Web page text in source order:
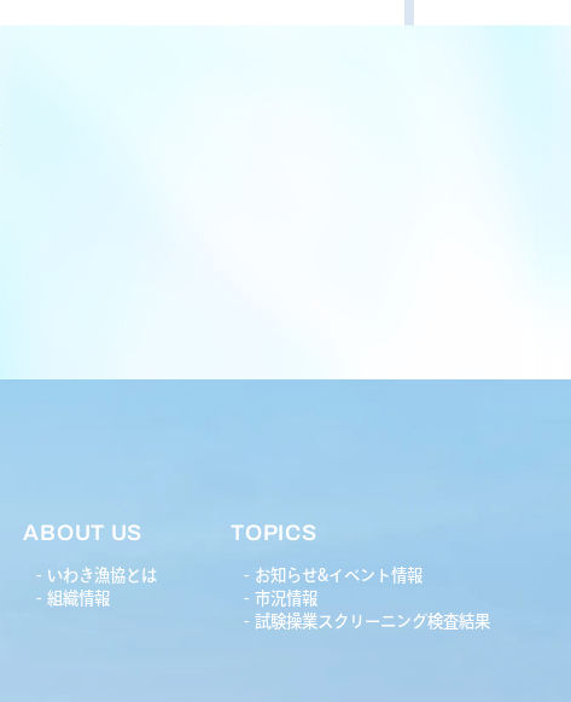
ABOUT US
いわき漁協とは
組織情報
TOPICS
お知らせ&イベント情報
市況情報
試験操業スクリーニング検査結果